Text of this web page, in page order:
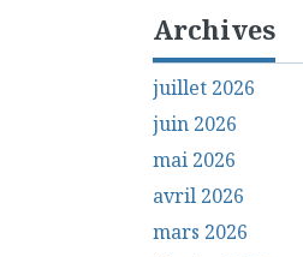
Archives
juillet 2026
juin 2026
mai 2026
avril 2026
mars 2026